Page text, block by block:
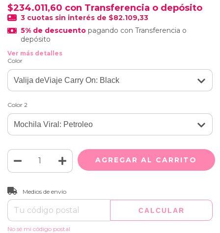
$234.011,60 con Transferencia o depósito
3 cuotas sin interés de $82.109,33
5% de descuentopagando con Transferencia o
depósito
Ver más detalles
Color
Color 2
Entregas para el CP:
Medios de envío
CALCULAR
No sé mi código postal